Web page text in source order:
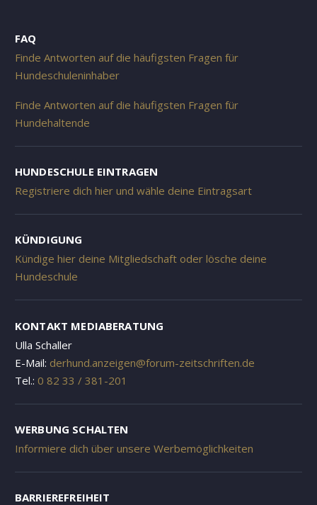
FAQ
Finde Antworten auf die häufigsten Fragen für
Hundeschuleninhaber
Finde Antworten auf die häufigsten Fragen für
Hundehaltende
HUNDESCHULE EINTRAGEN
Registriere dich hier und wähle deine Eintragsart
KÜNDIGUNG
Kündige hier deine Mitgliedschaft oder lösche deine
Hundeschule
KONTAKT MEDIABERATUNG
Ulla Schaller
E-Mail: derhund.anzeigen@forum-zeitschriften.de
Tel.: 0 82 33 / 381-201
WERBUNG SCHALTEN
Informiere dich über unsere Werbemöglichkeiten
BARRIEREFREIHEIT